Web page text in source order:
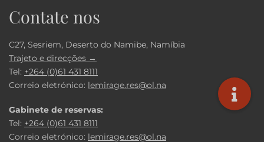
Contate nos
C27, Sesriem, Deserto do Namibe, Namíbia
Trajeto e direcções →
Tel: +264 (0)61 431 8111
Correio eletrónico: lemirage.res@ol.na
Gabinete de reservas:
Tel: +264 (0)61 431 8111
Correio eletrónico: lemirage.res@ol.na